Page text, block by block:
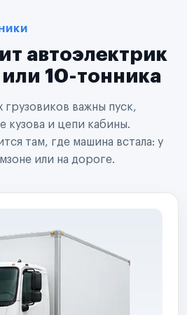
автоэлектрик
10-тонника
важны пуск,
кузова и цепи кабины.
там, где машина встала: у
или на дороге.